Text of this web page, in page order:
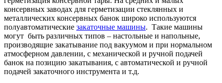
консервных заводах для герметизации стеклянных и
металлических консервных банок широко используются
полуавтоматические закаточные машины. Такие машины
могут быть различных типов – настольные и напольные,
производящие закатывание под вакуумом и при нормальном
атмосферном давлении, с механической и ручной подачей
банок на позицию закатывания, с автоматической и ручной
подачей закаточного инструмента и т.д.